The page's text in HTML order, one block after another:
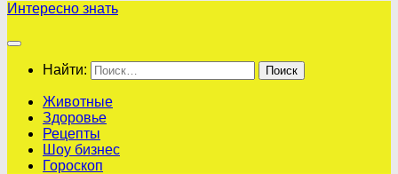
Интересно знать
Найти:
Животные
Здоровье
Рецепты
Шоу бизнес
Гороскоп